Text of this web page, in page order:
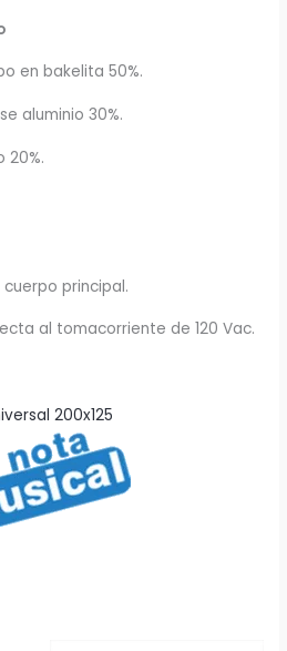
en bakelita 50%.
aluminio 30%.
20%.
cuerpo principal.
al tomacorriente de 120 Vac.